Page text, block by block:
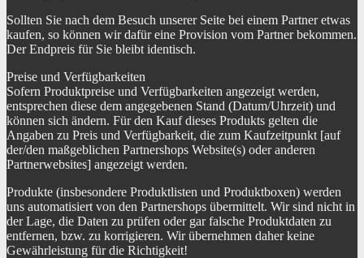
Sollten Sie nach dem Besuch unserer Seite bei einem Partner etwas
kaufen, so können wir dafür eine Provision vom Partner bekommen.
Der Endpreis für Sie bleibt identisch.
Preise und Verfügbarkeiten
Sofern Produktpreise und Verfügbarkeiten angezeigt werden,
entsprechen diese dem angegebenen Stand (Datum/Uhrzeit) und
können sich ändern. Für den Kauf dieses Produkts gelten die
Angaben zu Preis und Verfügbarkeit, die zum Kaufzeitpunkt [auf
der/den maßgeblichen Partnershops Website(s) oder anderen
Partnerwebsites] angezeigt werden.
Produkte (insbesondere Produktlisten und Produktboxen) werden
uns automatisiert von den Partnershops übermittelt. Wir sind nicht in
der Lage, die Daten zu prüfen oder gar falsche Produktdaten zu
entfernen, bzw. zu korrigieren. Wir übernehmen daher keine
Gewährleistung für die Richtigkeit!